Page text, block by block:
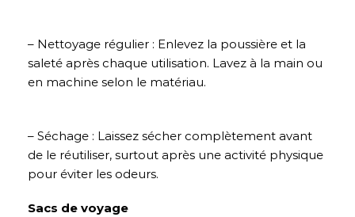
– Nettoyage régulier : Enlevez la poussière et la
saleté après chaque utilisation. Lavez à la main ou
en machine selon le matériau.
– Séchage : Laissez sécher complètement avant
de le réutiliser, surtout après une activité physique
pour éviter les odeurs.
Sacs de voyage